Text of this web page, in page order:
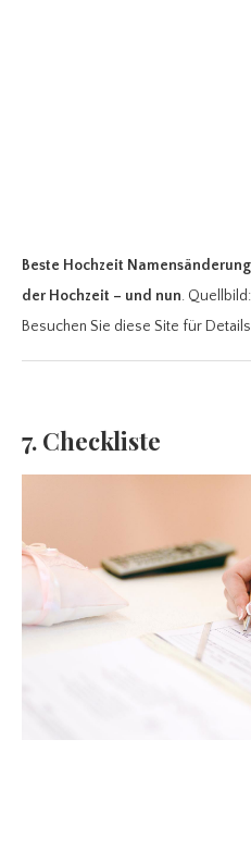
Beste Hochzeit Namensänderung
der Hochzeit – und nun. Quellbild:
Besuchen Sie diese Site für
7. Checkliste